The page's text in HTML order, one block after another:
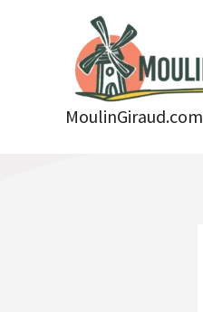
MoulinGiraud.com